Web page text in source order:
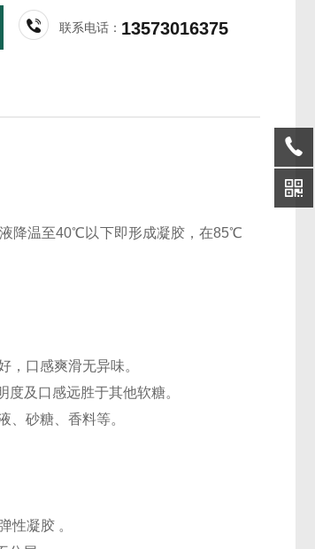
其作用是悬浮力，让饮料中固型物悬浮均
联系电话： 13573016375
降温至40℃以下即形成凝胶，在85℃
，口感爽滑无异味。
及口感远胜于其他软糖。
、砂糖、香料等。
性凝胶 。